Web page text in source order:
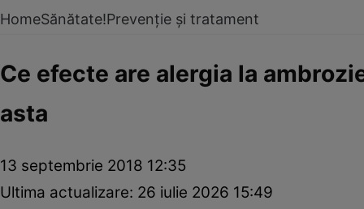
HomeSănătate!Prevenție și tratament
Ce efecte are alergia la
asta
13 septembrie 2018 12:35
Ultima actualizare: 26 iulie 2026 15:49